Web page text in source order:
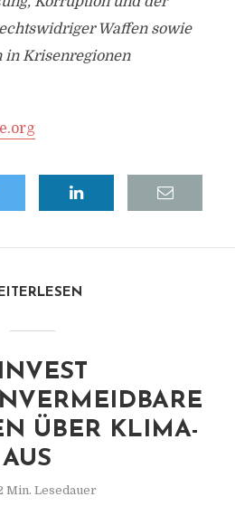
Waffen sowie
in Krisenregionen
ÜBER KLIMA-
Min. Lesedauer